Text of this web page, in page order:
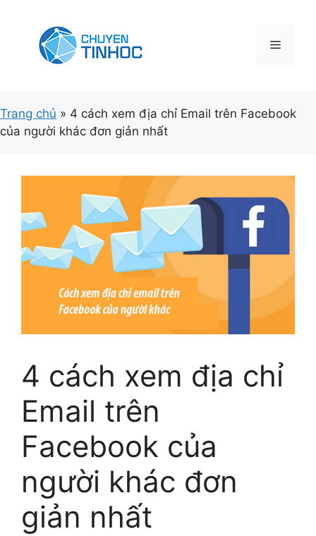
Menu
Trang chủ » 4 cách xem địa chỉ Email trên Facebook
của người khác đơn giản nhất
4 cách xem địa chỉ
Email trên
Facebook của
người khác đơn
giản nhất